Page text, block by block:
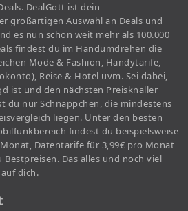
DealGott ist dein
großartigen Auswahl an Deals und
es nun schon weit mehr als 100.000
findest du im Handumdrehen die
Mode & Fashion, Handytarife,
Reise & Hotel uvm. Sei dabei,
ist und den nächsten Preisknaller
du nur Schnäppchen, die mindestens
liegen. Unter den besten
findest du beispielsweise
Datentarife für 3,99€ pro Monat
Das alles und noch viel
dich.